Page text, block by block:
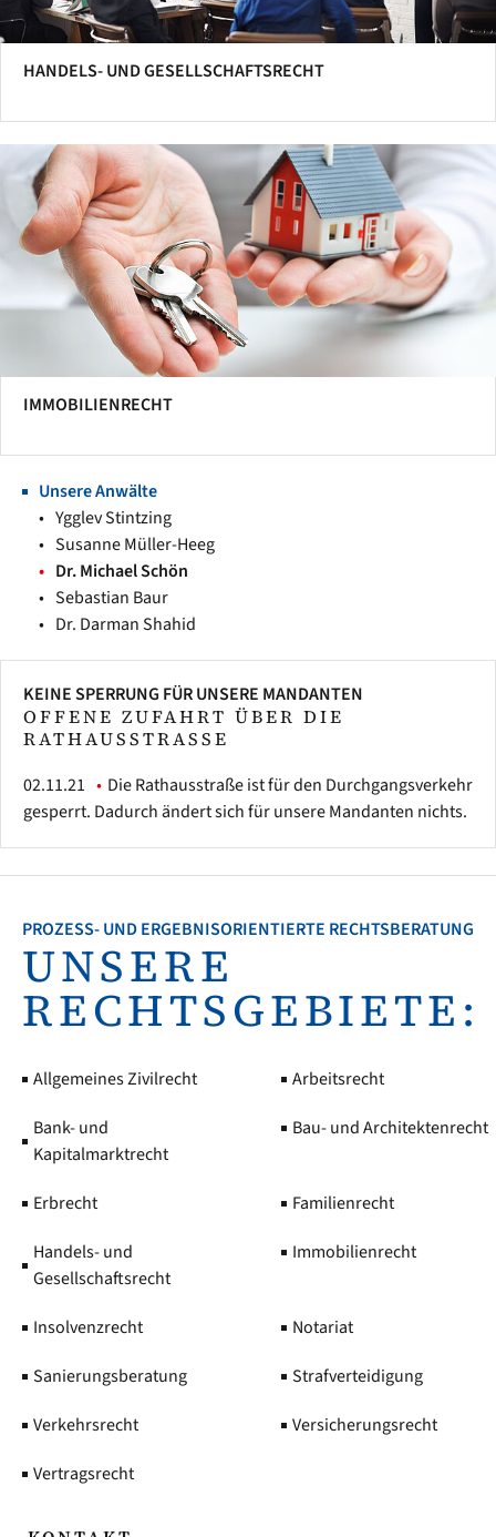
HANDELS- UND GESELLSCHAFTSRECHT
IMMOBILIENRECHT
Unsere Anwälte
Ygglev Stintzing
Susanne Müller-Heeg
Dr. Michael Schön
Sebastian Baur
Dr. Darman Shahid
KEINE SPERRUNG FÜR UNSERE MANDANTEN
OFFENE ZUFAHRT ÜBER DIE
RATHAUSSTRASSE
02.11.21
Die Rathausstraße ist für den Durchgangsverkehr
gesperrt. Dadurch ändert sich für unsere Mandanten nichts.
PROZESS- UND ERGEBNISORIENTIERTE RECHTSBERATUNG
UNSERE
RECHTSGEBIETE:
Allgemeines Zivilrecht
Arbeitsrecht
Bank- und
Kapitalmarktrecht
Bau- und Architektenrecht
Erbrecht
Familienrecht
Handels- und
Gesellschaftsrecht
Immobilienrecht
Insolvenzrecht
Notariat
Sanierungsberatung
Strafverteidigung
Verkehrsrecht
Versicherungsrecht
Vertragsrecht